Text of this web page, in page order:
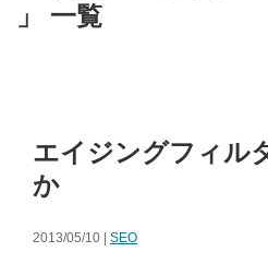
」 一覧
エイジングフィル
か
2013/05/10 | SEO